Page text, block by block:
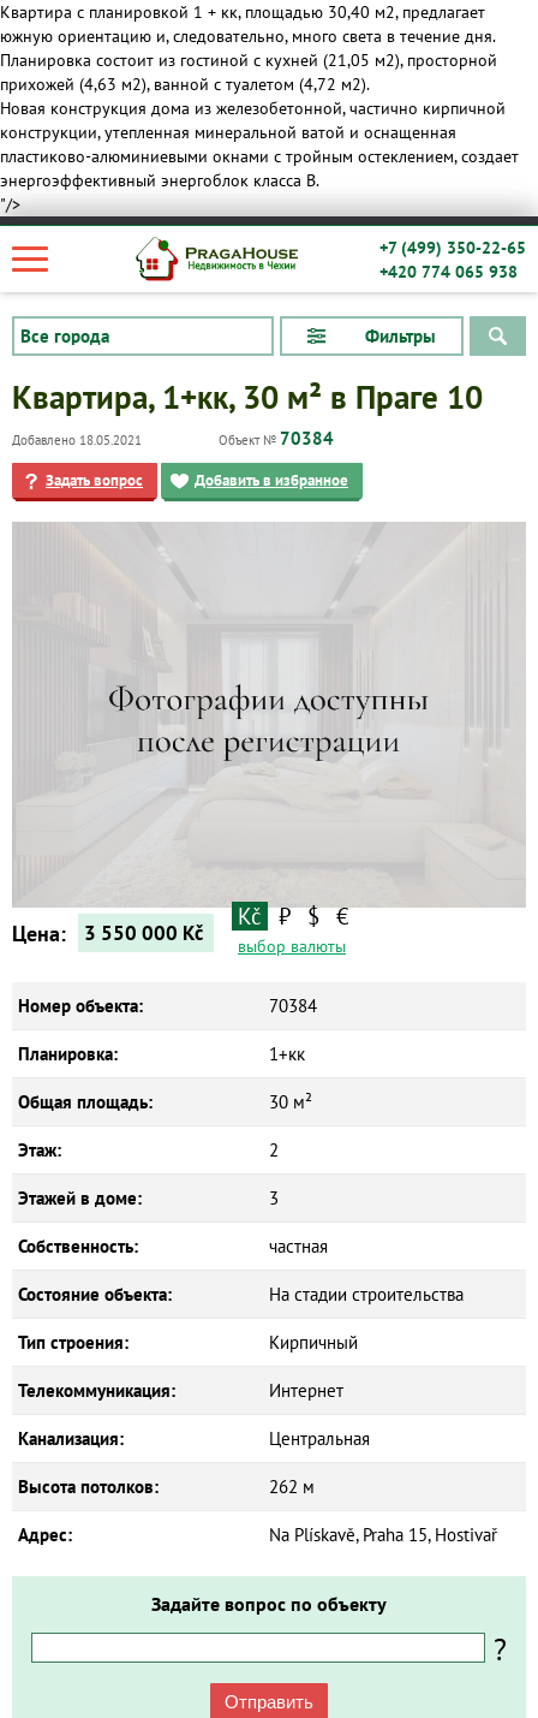
Квартира с планировкой 1 + кк, площадью 30,40 м2, предлагает
южную ориентацию и, следовательно, много света в течение дня.
Планировка состоит из гостиной с кухней (21,05 м2), просторной
прихожей (4,63 м2), ванной с туалетом (4,72 м2).
Новая конструкция дома из железобетонной, частично кирпичной
конструкции, утепленная минеральной ватой и оснащенная
пластиково-алюминиевыми окнами с тройным остеклением, создает
энергоэффективный энергоблок класса B.
"/>
+7 (499) 350-22-65
+420 774 065 938
Фильтры
Новостройки
Квартира, 1+кк, 30 м² в Праге 10
Добавлено 18.05.2021 Объект № 70384
Задать вопрос Добавить в избранное
Цена: 3 550 000 Kč
Kč ₽ $ €
выбор валюты
Номер объекта: 70384
Планировка: 1+кк
Общая площадь: 30 м²
Этаж: 2
Этажей в доме: 3
Собственность: частная
Состояние объекта: На стадии строительства
Тип строения: Кирпичный
Телекоммуникация: Интернет
Канализация: Центральная
Высота потолков: 262 м
Адрес: Na Plískavě, Praha 15, Hostivař
Задайте вопрос по объекту
?
Отправить